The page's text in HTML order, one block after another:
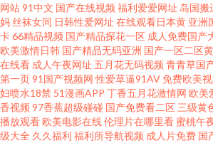
黑料 欧洲肏逼 91欧美性片 国产精品不卡一区 三级
九热无码 午夜福利ⅤA 91视频精品网站 国国国国产
啦色播 欧美福利网站 欧美日韩国产在线 蜜桃精品
在线91 日韩精品A片一区二区 一区二区 91玉足丝
网站91中文 国产在线视频 福利爱爱网址 岛国搬
妈 丝袜女同 日韩性爱网址 在线观看日本黄 亚洲
卡66精品视频 国产精品探花一区 成人免费国产
欧美激情日韩 国产精品无码亚洲 国产一区二区
在线看 成人午夜网址 五月花无码视频 青青草国
第一页91国产视频网 性爱草逼91AV免费欧美
妇喷水18禁 51漫画APP 丁香五月花激情网 欧美
香视频 97香蕉超级碰碰 国产免费看二区 三级黄
播放观看欧美电影在线伦理片在哪里看蜜桃午
级大全 久久福利 福利所导航视频 成人片免费 国